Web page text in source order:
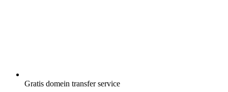
Gratis domein transfer service